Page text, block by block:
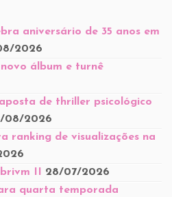
aniversário de 35 anos em
2026
álbum e turnê
de thriller psicológico
08/2026
ranking de visualizações na
II 28/07/2026
quarta temporada